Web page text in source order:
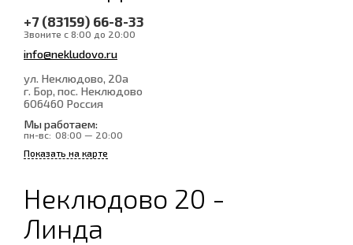
+7 (83159) 66-8-33
Звоните с 8:00 до 20:00
info@nekludovo.ru
ул. Неклюдово, 20а
г. Бор, пос. Неклюдово
606460 Россия
Мы работаем:
пн-вс: 08:00 — 20:00
Показать на карте
Неклюдово 20 -
Линда